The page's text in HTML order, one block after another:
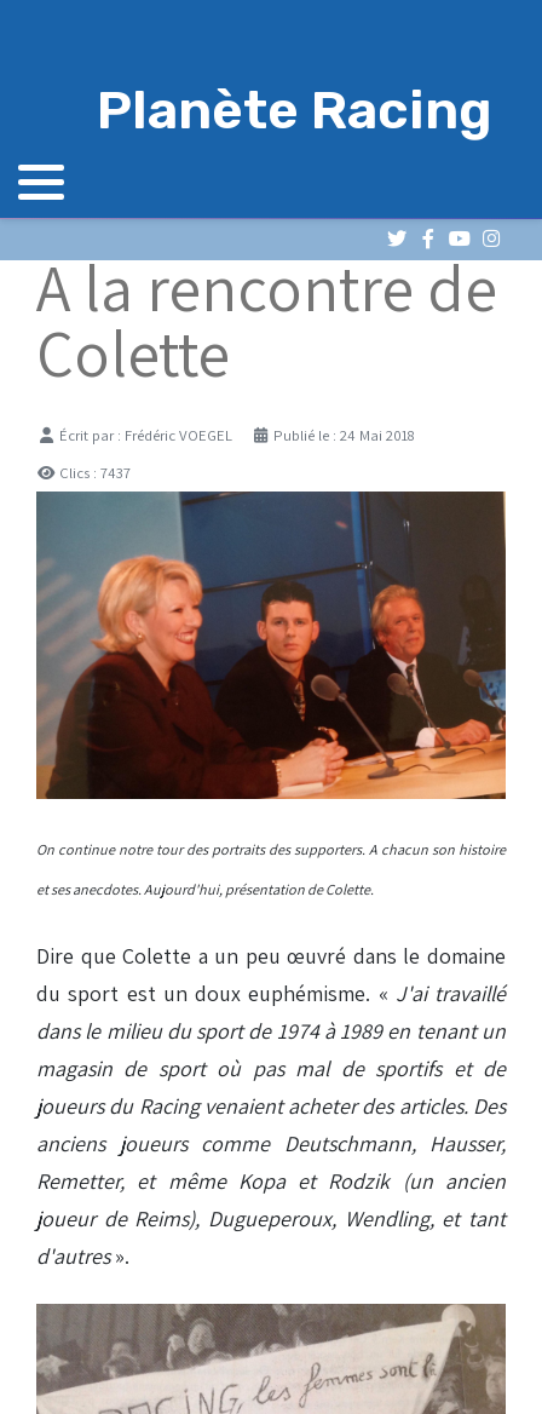
Planète Racing
A la rencontre de
Colette
DétailsÉcrit par : Frédéric VOEGEL
Publié le : 24 Mai 2018
Clics : 7437
On continue notre tour des portraits des supporters. A chacun son histoire
et ses anecdotes. Aujourd'hui, présentation de Colette.
Dire que Colette a un peu œuvré dans le domaine
du sport est un doux euphémisme. « J'ai travaillé
dans le milieu du sport de 1974 à 1989 en tenant un
magasin de sport où pas mal de sportifs et de
joueurs du Racing venaient acheter des articles. Des
anciens joueurs comme Deutschmann, Hausser,
Remetter, et même Kopa et Rodzik (un ancien
joueur de Reims), Dugueperoux, Wendling, et tant
d'autres».